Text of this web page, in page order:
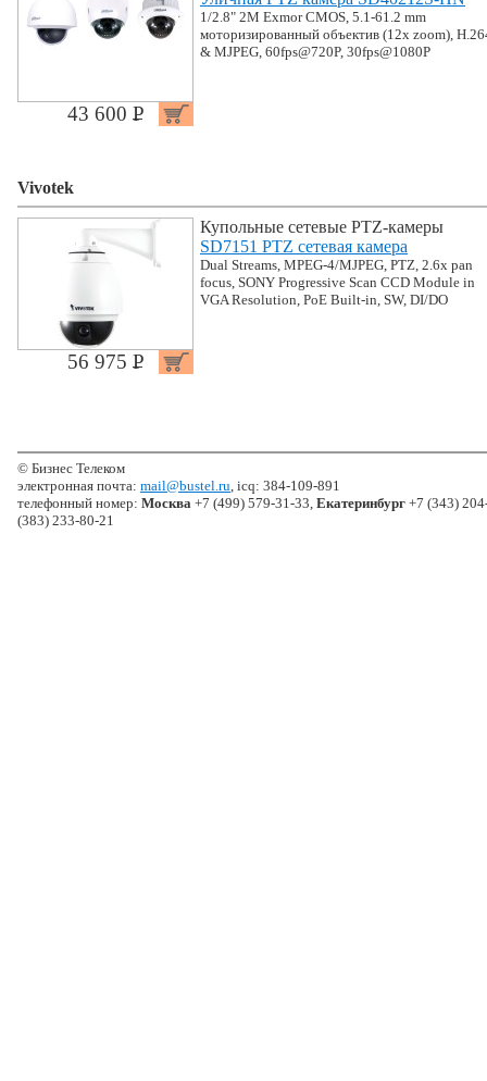
43 600 P УБ.
1/2.8" 2M Exmor CMOS, 5.1-61.2 mm
моторизированный объектив (12x zoom),
& MJPEG, 60fps@720P, 30fps@1080P
Vivotek
56 975 P УБ.
Купольные сетевые PTZ-камеры
SD7151 PTZ сетевая камера
Dual Streams, MPEG-4/MJPEG, PTZ, 2.6x pan
focus, SONY Progressive Scan CCD Module in
VGA Resolution, PoE Built-in, SW, DI/DO
© Бизнес Телеком
электронная почта: mail@bustel.ru, icq: 384-109-891
телефонный номер: Москва +7 (499) 579-31-33, Екатеринбург +7 (343)
(383) 233-80-21